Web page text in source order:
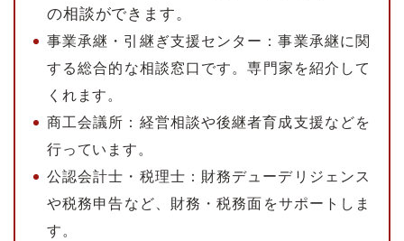
の相談ができます。
事業承継・引継ぎ支援センター：事業承継に関
する総合的な相談窓口です。専門家を紹介して
くれます。
商工会議所：経営相談や後継者育成支援などを
行っています。
公認会計士・税理士：財務デューデリジェンス
や税務申告など、財務・税務面をサポートしま
す。